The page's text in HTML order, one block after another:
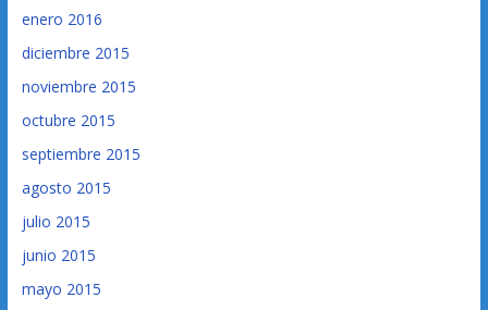
enero 2016
diciembre 2015
noviembre 2015
octubre 2015
septiembre 2015
agosto 2015
julio 2015
junio 2015
mayo 2015